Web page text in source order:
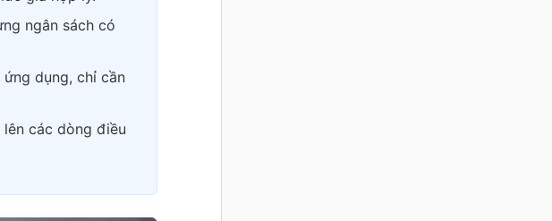
ngân sách có
dụng, chỉ cần
các dòng điều